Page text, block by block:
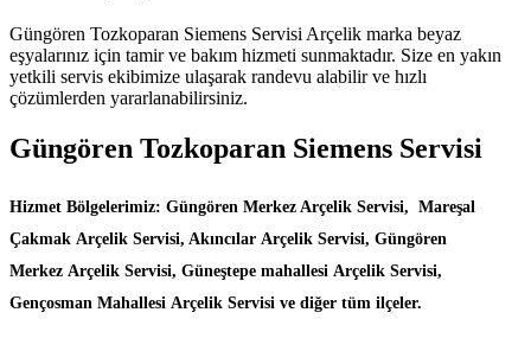
Güngören Tozkoparan Siemens Servisi Arçelik marka beyaz
eşyalarınız için tamir ve bakım hizmeti sunmaktadır. Size en yakın
yetkili servis ekibimize ulaşarak randevu alabilir ve hızlı
çözümlerden yararlanabilirsiniz.
Güngören Tozkoparan Siemens Servisi
Hizmet Bölgelerimiz: Güngören Merkez Arçelik Servisi, Mareşal
Çakmak Arçelik Servisi, Akıncılar Arçelik Servisi, Güngören
Merkez Arçelik Servisi, Güneştepe mahallesi Arçelik Servisi,
Gençosman Mahallesi Arçelik Servisi ve diğer tüm ilçeler.